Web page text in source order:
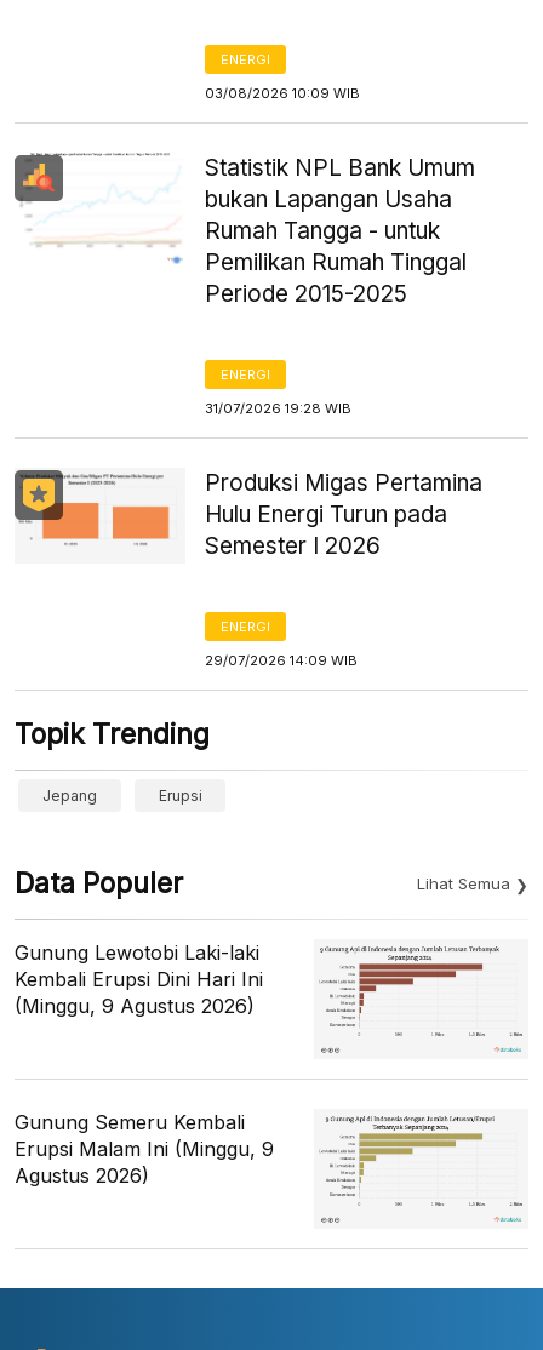
ENERGI
03/08/2026 10:09 WIB
Statistik NPL Bank Umum
bukan Lapangan Usaha
Rumah Tangga - untuk
Pemilikan Rumah Tinggal
Periode 2015-2025
ENERGI
31/07/2026 19:28 WIB
Produksi Migas Pertamina
Hulu Energi Turun pada
Semester I 2026
ENERGI
29/07/2026 14:09 WIB
Topik Trending
Jepang Erupsi
Data Populer Lihat Semua
Gunung Lewotobi Laki-laki
Kembali Erupsi Dini Hari Ini
(Minggu, 9 Agustus 2026)
Gunung Semeru Kembali
Erupsi Malam Ini (Minggu, 9
Agustus 2026)